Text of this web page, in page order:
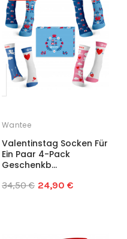
Wantee
Valentinstag Socken Für
Ein Paar 4-Pack
Geschenkb...
34,50 € 24,90 €